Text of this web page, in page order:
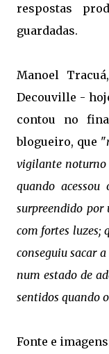
respostas
guardadas.
Manoel
Decouville -
contou no
blogueiro, que "
vigilante noturno
quando
surpreendido por
com fortes luzes;
conseguiu sacar
num estado de
sentidos quando
Fonte e